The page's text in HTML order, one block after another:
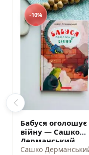
-10%
Бабуся оголошує
війну — Сашко
Дерманський
Сашко